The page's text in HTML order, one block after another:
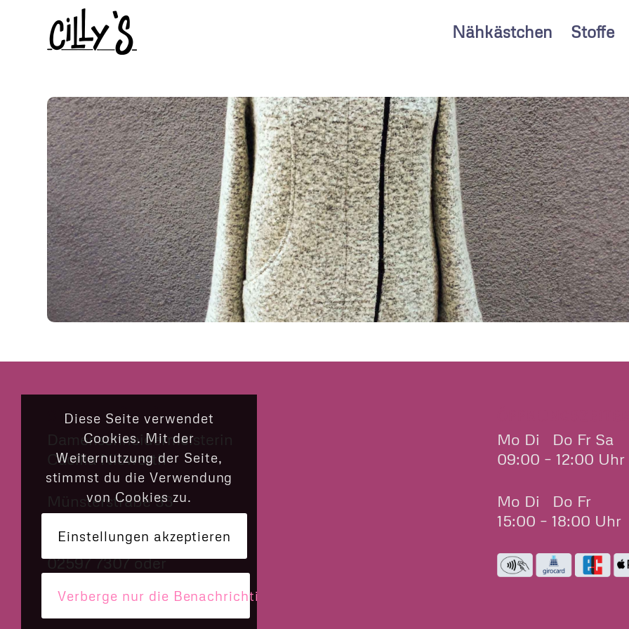
Nähkästchen Stoffe
CILLY’S NÄHKÄSTCHEN
Damenschneidermeisterin
Cäcilia Niewerth
Münsterstraße 33
02597 7307 oder
Mo Di Do Fr Sa
09:00 – 12:00 Uhr
Mo Di Do Fr
15:00 – 18:00 Uhr
Diese Seite verwendet
Cookies. Mit der
Weiternutzung der Seite,
stimmst du die Verwendung
von Cookies zu.
Einstellungen akzeptieren
Verberge nur die Benachrichtigung